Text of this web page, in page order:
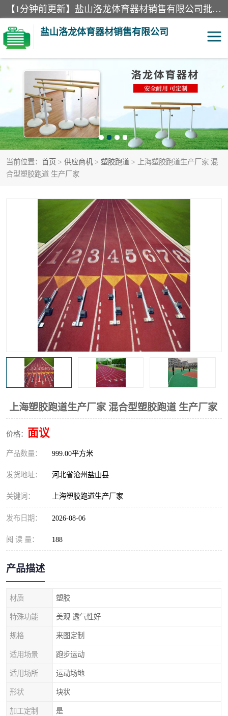
【1分钟前更新】盐山洛龙体育器材销售有限公司批量供应：300米障碍器材、400米障碍器材、部队训练器材、双杠、体操垫、舞蹈把杆等产品。盐山洛龙体育器材销售有限公司经过多年的发展，集研发，生产，销售，售后服务为一体. 奉行“质量，信誉，服务”的宗旨，以开拓创新的精神和真诚守信的态度积极进取。
盐山洛龙体育器材销售有限公司
当前位置： 首页 > 供应商机 > 塑胶跑道 > 上海塑胶跑道生产厂家 混
合型塑胶跑道 生产厂家
上海塑胶跑道生产厂家 混合型塑胶跑道 生产厂家
价格： 面议
产品数量： 999.00平方米
发货地址： 河北省沧州盐山县
关键词： 上海塑胶跑道生产厂家
发布日期： 2026-08-06
阅 读 量： 188
产品描述
材质 塑胶
特殊功能 美观 透气性好
规格 来图定制
适用场景 跑步运动
适用场所 运动场地
形状 块状
加工定制 是
单双杠 舞蹈把杆
400米障碍器材 体操垫
300米障碍器材 攀爬架
塑胶跑道 400米障碍器材1